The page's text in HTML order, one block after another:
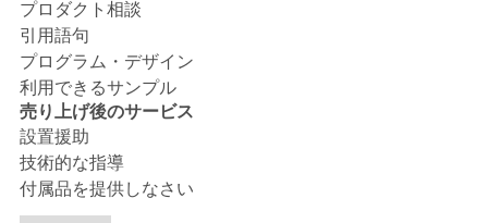
ニ
ュ
ー
ス
プロダクト相談
引用語句
プログラム・デザイン
利用できるサンプル
売り上げ後のサービス
設置援助
技術的な指導
付属品を提供しなさい